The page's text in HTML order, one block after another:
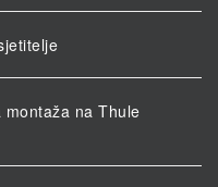
na Thule